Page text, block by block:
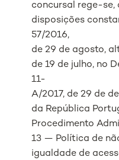
concursal rege-se,
disposições
57/2016,
de 29 de agosto,
de 19 de julho, no
11-
A/2017, de 29 de
da República
Procedimento
13 — Política de
igualdade de